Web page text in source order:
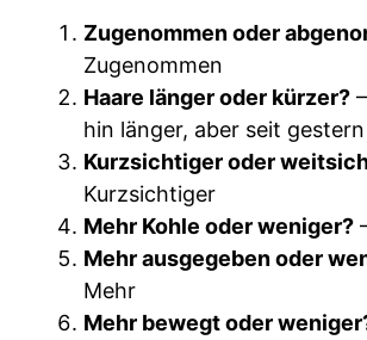
Zugenommen oder
Zugenommen
Haare länger oder kürzer?
hin länger, aber seit
Kurzsichtiger oder
Kurzsichtiger
Mehr Kohle oder weniger?
Mehr ausgegeben oder
Mehr
Mehr bewegt oder